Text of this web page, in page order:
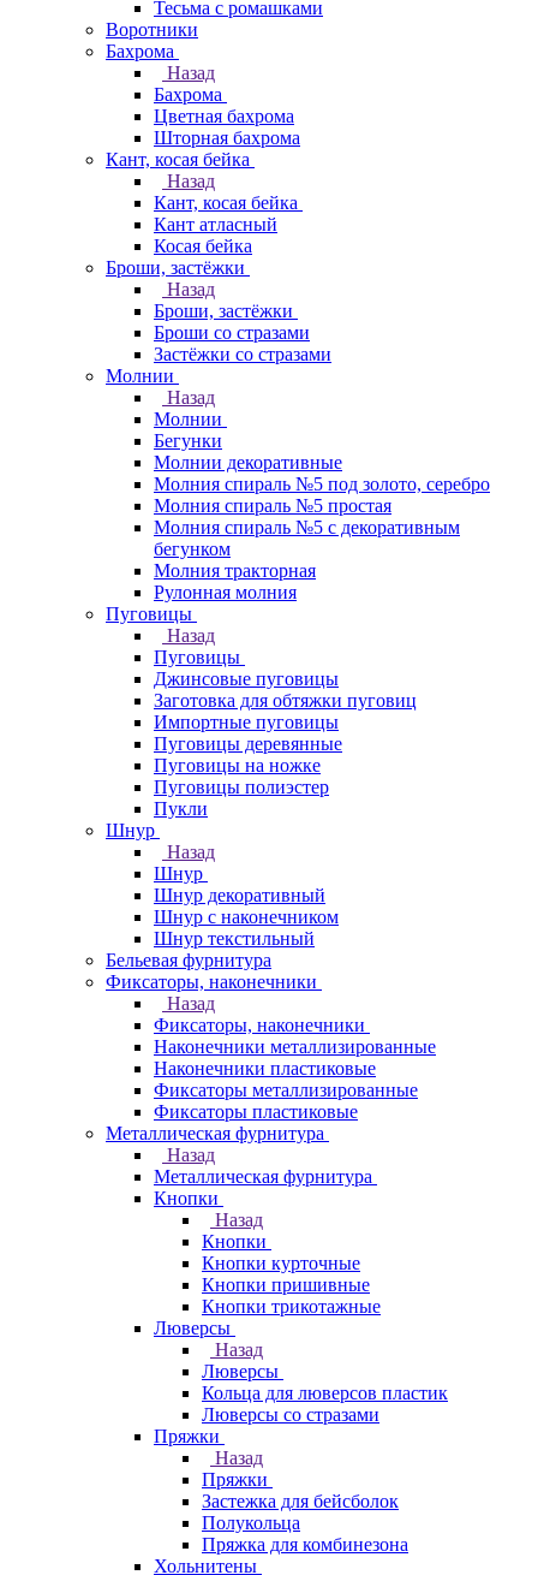
Тесьма с ромашками
Воротники
Бахрома
Назад
Бахрома
Цветная бахрома
Шторная бахрома
Кант, косая бейка
Назад
Кант, косая бейка
Кант атласный
Косая бейка
Броши, застёжки
Назад
Броши, застёжки
Броши со стразами
Застёжки со стразами
Молнии
Назад
Молнии
Бегунки
Молнии декоративные
Молния спираль №5 под золото, серебро
Молния спираль №5 простая
Молния спираль №5 с декоративным
бегунком
Молния тракторная
Рулонная молния
Пуговицы
Назад
Пуговицы
Джинсовые пуговицы
Заготовка для обтяжки пуговиц
Импортные пуговицы
Пуговицы деревянные
Пуговицы на ножке
Пуговицы полиэстер
Пукли
Шнур
Назад
Шнур
Шнур декоративный
Шнур с наконечником
Шнур текстильный
Бельевая фурнитура
Фиксаторы, наконечники
Назад
Фиксаторы, наконечники
Наконечники металлизированные
Наконечники пластиковые
Фиксаторы металлизированные
Фиксаторы пластиковые
Металлическая фурнитура
Назад
Металлическая фурнитура
Кнопки
Назад
Кнопки
Кнопки курточные
Кнопки пришивные
Кнопки трикотажные
Люверсы
Назад
Люверсы
Кольца для люверсов пластик
Люверсы со стразами
Пряжки
Назад
Пряжки
Застежка для бейсболок
Полукольца
Пряжка для комбинезона
Хольнитены